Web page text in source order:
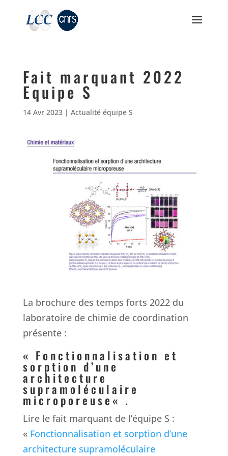
Fait marquant 2022
Equipe S
14 Avr 2023| Actualité équipe S
La brochure des temps forts 2022 du
laboratoire de chimie de coordination
présente :
« Fonctionnalisation et
sorption d’une
architecture
supramoléculaire
microporeuse« .
Lire le fait marquant de l’équipe S :
« Fonctionnalisation et sorption d’une
architecture supramoléculaire